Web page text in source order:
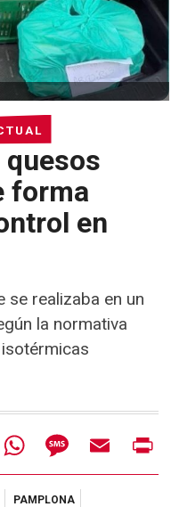
forma
en
se realizaba en un
la normativa
WhatsAppMessageEmail
PAMPLONA